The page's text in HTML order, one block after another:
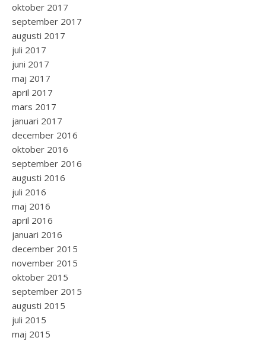
oktober 2017
september 2017
augusti 2017
juli 2017
juni 2017
maj 2017
april 2017
mars 2017
januari 2017
december 2016
oktober 2016
september 2016
augusti 2016
juli 2016
maj 2016
april 2016
januari 2016
december 2015
november 2015
oktober 2015
september 2015
augusti 2015
juli 2015
maj 2015